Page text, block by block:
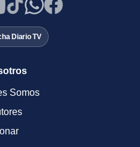
Diario TV
Somos